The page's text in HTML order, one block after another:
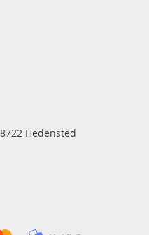
Hedensted